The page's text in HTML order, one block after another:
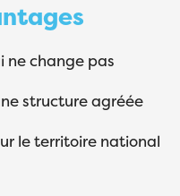
ne change pas
structure agréée
le territoire national